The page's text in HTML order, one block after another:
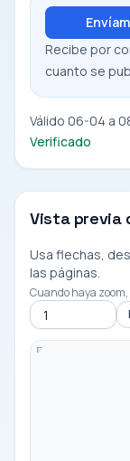
Recibe por
cuanto se
Válido 06-04 a
Verificado
Vista previa
Usa flechas,
las páginas.
Cuando haya
Ir a la página